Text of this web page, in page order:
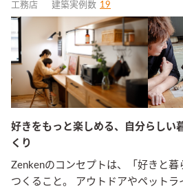
工務店 建築実例数 19
好きをもっと楽しめる、自分らしい
くり
Zenkenのコンセプトは、「好きと暮
つくること。 アウトドアやペットラ